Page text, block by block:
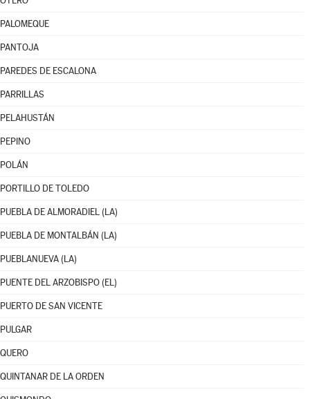
PALOMEQUE
PANTOJA
PAREDES DE ESCALONA
PARRILLAS
PELAHUSTÁN
PEPINO
POLÁN
PORTILLO DE TOLEDO
PUEBLA DE ALMORADIEL (LA)
PUEBLA DE MONTALBÁN (LA)
PUEBLANUEVA (LA)
PUENTE DEL ARZOBISPO (EL)
PUERTO DE SAN VICENTE
PULGAR
QUERO
QUINTANAR DE LA ORDEN